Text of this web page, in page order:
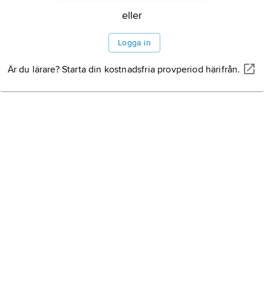
Information om artikeln
eller
Logga in
Är du lärare? Starta din kostnadsfria provperiod härifrån.